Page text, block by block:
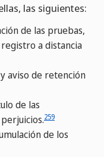
las siguientes:
de las pruebas,
a distancia
aviso de retención
de las
259
de los